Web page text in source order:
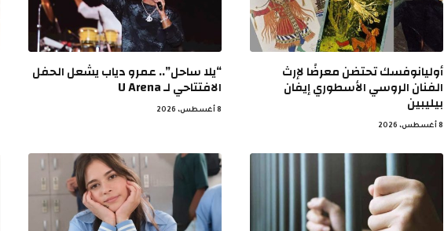
أوليانوفسك تحتضن معرضًا لإرث
الفنان الروسي الأسطوري إيفان
بيليبين
8 أغسطس، 2026
“يلا ساحل”.. عمرو دياب يشعل الحفل
الافتتاحي لـ U Arena
8 أغسطس، 2026